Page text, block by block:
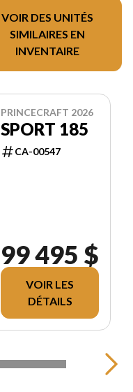
VOIR DES UNITÉS
SIMILAIRES EN
INVENTAIRE
PRINCECRAFT 2026
SPORT 185
CA-00547
99 495 $
VOIR LES
DÉTAILS